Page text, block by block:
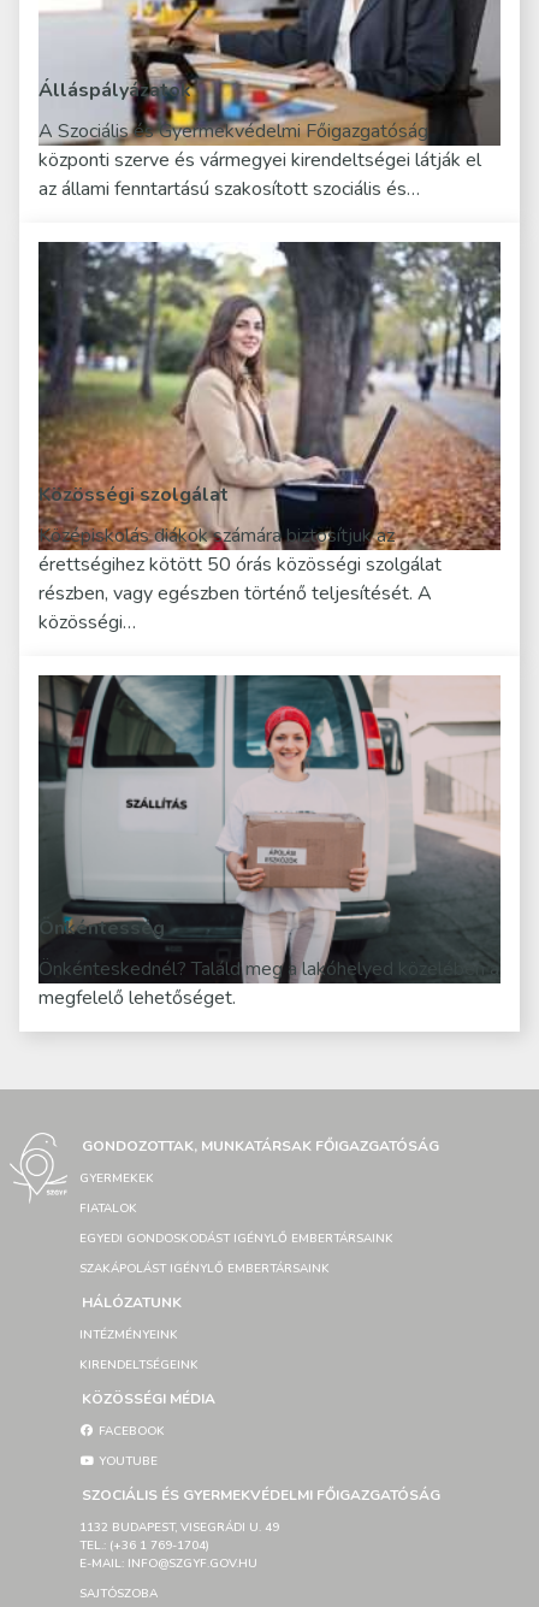
Álláspályázatok
A Szociális és Gyermekvédelmi Főigazgatóság
központi szerve és vármegyei kirendeltségei látják el
az állami fenntartású szakosított szociális és…
Közösségi szolgálat
Középiskolás diákok számára biztosítjuk az
érettségihez kötött 50 órás közösségi szolgálat
részben, vagy egészben történő teljesítését. A
közösségi…
Önkéntesség
Önkénteskednél? Találd meg a lakóhelyed közelében a
megfelelő lehetőséget.
GONDOZOTTAK, MUNKATÁRSAK FŐIGAZGATÓSÁG
GYERMEKEK
FIATALOK
EGYEDI GONDOSKODÁST IGÉNYLŐ EMBERTÁRSAINK
SZAKÁPOLÁST IGÉNYLŐ EMBERTÁRSAINK
HÁLÓZATUNK
INTÉZMÉNYEINK
KIRENDELTSÉGEINK
KÖZÖSSÉGI MÉDIA
FACEBOOK
YOUTUBE
SZOCIÁLIS ÉS GYERMEKVÉDELMI FŐIGAZGATÓSÁG
1132 BUDAPEST, VISEGRÁDI U. 49
TEL.: (+36 1 769-1704)
E-MAIL: INFO@SZGYF.GOV.HU
SAJTÓSZOBA